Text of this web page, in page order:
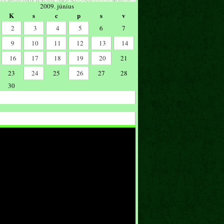
2009. június
K s c p s v
2 3 4 5 6
7
9 10 11 12 13
14
16 17 18 19 20
21
23 24 25 26 27
28
30